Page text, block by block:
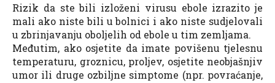
Rizik da ste bili izloženi virusu ebole izrazito je
mali ako niste bili u bolnici i ako niste sudjelovali
u zbrinjavanju oboljelih od ebole u tim zemljama.
Međutim, ako osjetite da imate povišenu tjelesnu
temperaturu, groznicu, proljev, osjetite neobjašnjiv
umor ili druge ozbiljne simptome (npr. povraćanje,